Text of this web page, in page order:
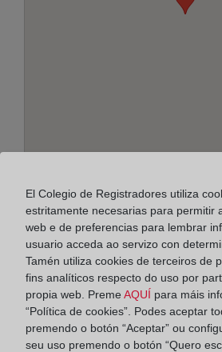
Rúa Francisco Llorens Díaz,
Horario:
De lunes a viernes de 09:00 a
Agosto: De lunes a viernes de
Los días 24 y 31 de diciembre
horas
El Colegio de Registradores utiliza
estritamente necesarias para permitir
web e de preferencias para lembrar
usuario acceda ao servizo con
Tamén utiliza cookies de terceiros de
fins analíticos respecto do uso por
propia web. Preme AQUÍ para máis
“Política de cookies”. Podes aceptar
premendo o botón “Aceptar” ou
seu uso premendo o botón “Quero